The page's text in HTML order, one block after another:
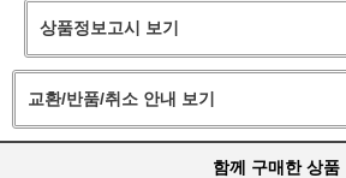
상품정보고시 보기
교환/반품/취소 안내 보기
함께 구매한 상품